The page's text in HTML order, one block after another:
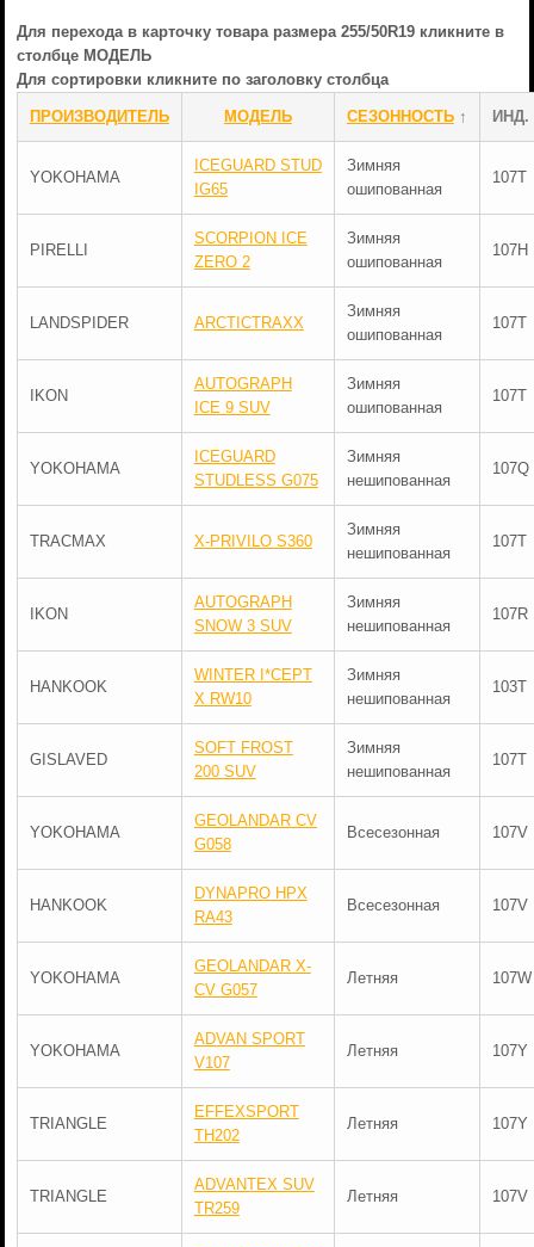
Для перехода в карточку товара размера 255/50R19 кликните в
столбце МОДЕЛЬ
Для сортировки кликните по заголовку столбца
ПРОИЗВОДИТЕЛЬ МОДЕЛЬ СЕЗОННОСТЬ↑ ИНД.
YOKOHAMA
ICEGUARD STUD
IG65
Зимняя
ошипованная
107T
PIRELLI
SCORPION ICE
ZERO 2
Зимняя
ошипованная
107H
LANDSPIDER ARCTICTRAXX
Зимняя
ошипованная
107T
IKON
AUTOGRAPH
ICE 9 SUV
Зимняя
ошипованная
107T
YOKOHAMA
ICEGUARD
STUDLESS G075
Зимняя
нешипованная
107Q
TRACMAX X-PRIVILO S360
Зимняя
нешипованная
107T
IKON
AUTOGRAPH
SNOW 3 SUV
Зимняя
нешипованная
107R
HANKOOK
WINTER I*CEPT
X RW10
Зимняя
нешипованная
103T
GISLAVED
SOFT FROST
200 SUV
Зимняя
нешипованная
107T
YOKOHAMA
GEOLANDAR CV
G058
Всесезонная 107V
HANKOOK
DYNAPRO HPX
RA43
Всесезонная 107V
YOKOHAMA
GEOLANDAR X-
CV G057
Летняя 107W
YOKOHAMA
ADVAN SPORT
V107
Летняя 107Y
TRIANGLE
EFFEXSPORT
TH202
Летняя 107Y
TRIANGLE
ADVANTEX SUV
TR259
Летняя 107V